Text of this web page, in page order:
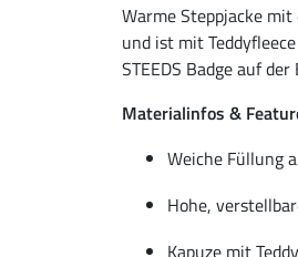
Warme Steppjacke
und ist mit
STEEDS Badge auf
Materialinfos &
Weiche Füllung
Hohe,
Kapuze mit